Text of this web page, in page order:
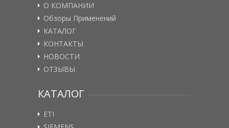
О КОМПАНИИ
Обзоры Применений
КАТАЛОГ
КОНТАКТЫ
НОВОСТИ
ОТЗЫВЫ
КАТАЛОГ
ETI